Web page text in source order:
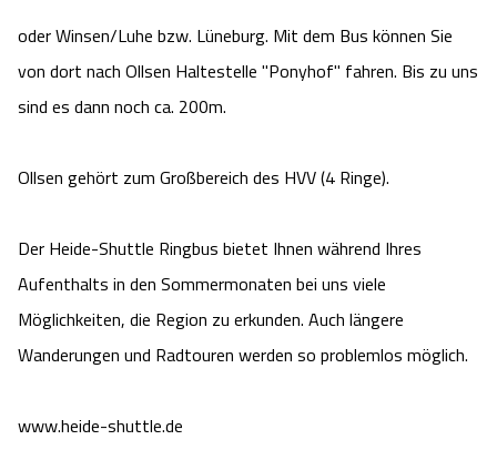
oder Winsen/Luhe bzw. Lüneburg. Mit dem Bus können Sie
von dort nach Ollsen Haltestelle "Ponyhof" fahren. Bis zu uns
sind es dann noch ca. 200m.
Ollsen gehört zum Großbereich des HVV (4 Ringe).
Der Heide-Shuttle Ringbus bietet Ihnen während Ihres
Aufenthalts in den Sommermonaten bei uns viele
Möglichkeiten, die Region zu erkunden. Auch längere
Wanderungen und Radtouren werden so problemlos möglich.
www.heide-shuttle.de